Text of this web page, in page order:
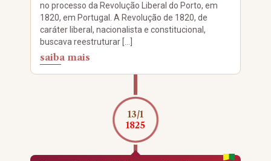
no processo da Revolução Liberal do Porto, em
1820, em Portugal. A Revolução de 1820, de
caráter liberal, nacionalista e constitucional,
buscava reestruturar […]
saiba mais
13/1
1825